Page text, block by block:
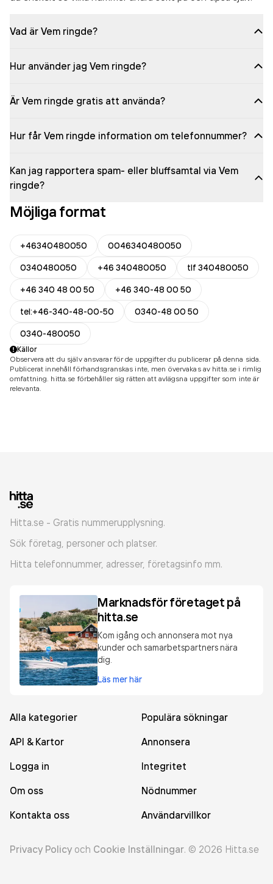
Vad är Vem ringde?
Hur använder jag Vem ringde?
Är Vem ringde gratis att använda?
Hur får Vem ringde information om telefonnummer?
Kan jag rapportera spam- eller bluffsamtal via Vem
ringde?
Möjliga format
+46340480050
0046340480050
0340480050
+46 340480050
tlf 340480050
+46 340 48 00 50
+46 340-48 00 50
tel:+46-340-48-00-50
0340-48 00 50
0340-480050
Källor
Observera att du själv ansvarar för de uppgifter du publicerar på denna sida.
Publicerat innehåll förhandsgranskas inte, men övervakas av hitta.se i rimlig
omfattning. hitta.se förbehåller sig rätten att avlägsna uppgifter som inte är
relevanta.
Hitta.se - Gratis nummerupplysning.
Sök företag, personer och platser.
Hitta telefonnummer, adresser, företagsinfo mm.
Marknadsför företaget på
hitta.se
Kom igång och annonsera mot nya
kunder och samarbetspartners nära
dig.
Läs mer här
Alla kategorier
Populära sökningar
API & Kartor
Annonsera
Logga in
Integritet
Om oss
Nödnummer
Kontakta oss
Användarvillkor
Privacy Policy och Cookie Inställningar. © 2026 Hitta.se